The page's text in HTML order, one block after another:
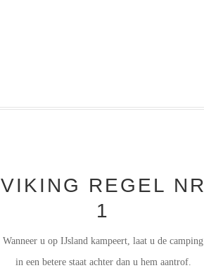
VIKING REGEL NR
1
Wanneer u op IJsland kampeert, laat u de camping
in een betere staat achter dan u hem aantrof.